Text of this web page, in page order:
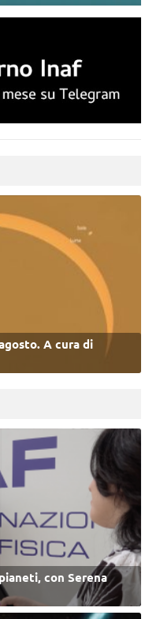
A cura di
con Serena